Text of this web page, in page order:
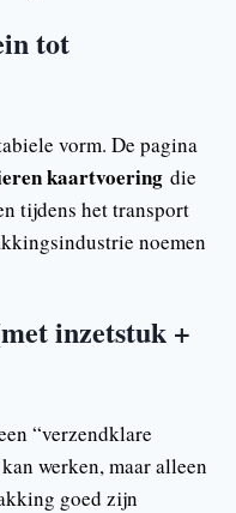
tot
vorm. De pagina
kaartvoering die
tijdens het transport
noemen
inzetstuk +
“verzendklare
werken, maar alleen
goed zijn